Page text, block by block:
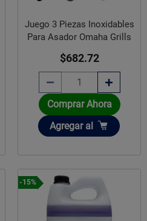
Juego 3 Piezas Inoxidables
Para Asador Omaha Grills
$682.72
Comprar Ahora
Añadir
Agregar al
-15%